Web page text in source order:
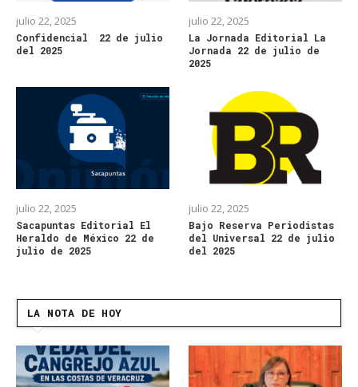
julio 22, 2025
Confidencial 22 de julio
del 2025
julio 22, 2025
La Jornada Editorial La
Jornada 22 de julio de
2025
julio 22, 2025
Sacapuntas Editorial El
Heraldo de México 22 de
julio de 2025
julio 22, 2025
Bajo Reserva Periodistas
del Universal 22 de julio
del 2025
LA NOTA DE HOY